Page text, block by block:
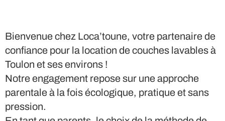
Bienvenue chez Loca’toune, votre partenaire de
confiance pour la location de couches lavables à
Toulon et ses environs !
Notre engagement repose sur une approche
parentale à la fois écologique, pratique et sans
pression.